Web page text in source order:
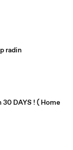
radin
DAYS ! ( Home